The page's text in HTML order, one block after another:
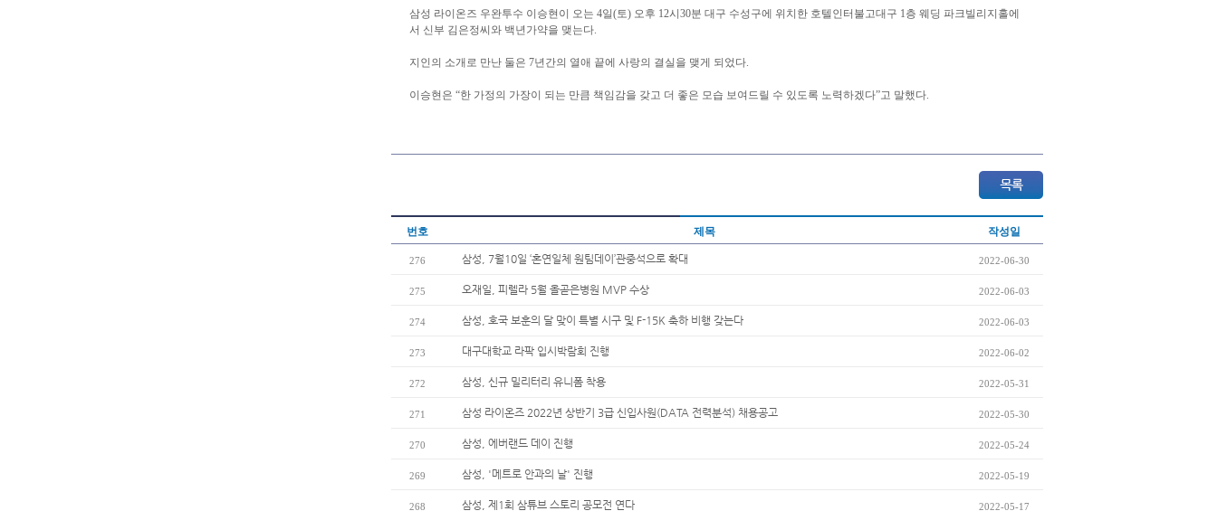
삼성 라이온즈 우완투수 이승현이 오는 4일(토) 오후 12시30분 대구 수성구에 위치한 호텔인터불고대구 1층 웨딩 파크빌리지홀에
서 신부 김은정씨와 백년가약을 맺는다.
지인의 소개로 만난 둘은 7년간의 열애 끝에 사랑의 결실을 맺게 되었다.
이승현은 “한 가정의 가장이 되는 만큼 책임감을 갖고 더 좋은 모습 보여드릴 수 있도록 노력하겠다”고 말했다.
번호 제목 작성일
276 삼성, 7월10일 ‘혼연일체 원팀데이’관중석으로 확대 2022-06-30
275 오재일, 피렐라 5월 올곧은병원 MVP 수상 2022-06-03
274 삼성, 호국 보훈의 달 맞이 특별 시구 및 F-15K 축하 비행 갖는다 2022-06-03
273 대구대학교 라팍 입시박람회 진행 2022-06-02
272 삼성, 신규 밀리터리 유니폼 착용 2022-05-31
271 삼성 라이온즈 2022년 상반기 3급 신입사원(DATA 전력분석) 채용공고 2022-05-30
270 삼성, 에버랜드 데이 진행 2022-05-24
269 삼성, '메트로 안과의 날' 진행 2022-05-19
268 삼성, 제1회 삼튜브 스토리 공모전 연다 2022-05-17